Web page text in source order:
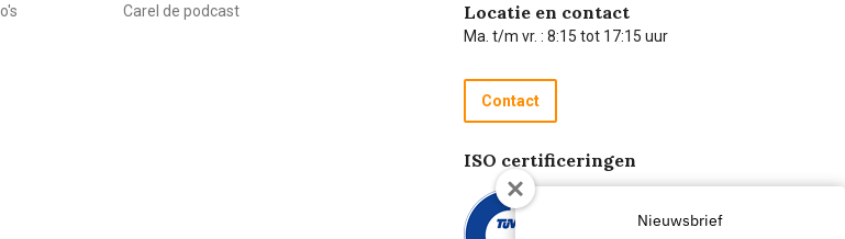
Carel de podcast
Locatie en contact
Ma. t/m vr. : 8:15 tot 17:15 uur
Contact
ISO certificeringen
Nieuwsbrief